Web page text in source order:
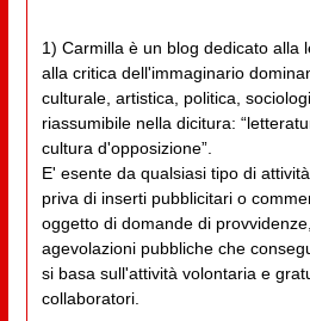
1) Carmilla è un blog dedicato alla
alla critica dell'immaginario
culturale, artistica, politica,
riassumibile nella dicitura:
cultura d'opposizione”.
E' esente da qualsiasi tipo di
priva di inserti pubblicitari o
oggetto di domande di
agevolazioni pubbliche che
si basa sull'attività volontaria e
collaboratori.